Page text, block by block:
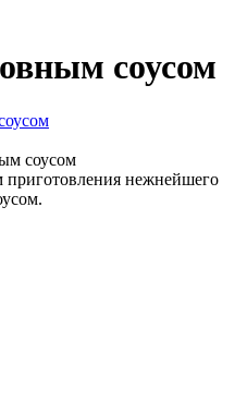
соусом
соусом
нежнейшего